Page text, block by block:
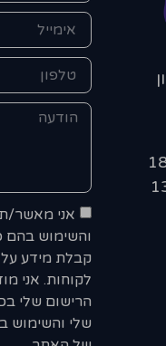
אני מאשר/
והשימוש בהם
קבלת מידע על
לקוחות. אני
הרישום שלי
שלי והשימוש